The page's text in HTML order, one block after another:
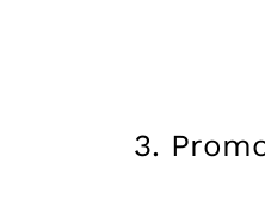
3.